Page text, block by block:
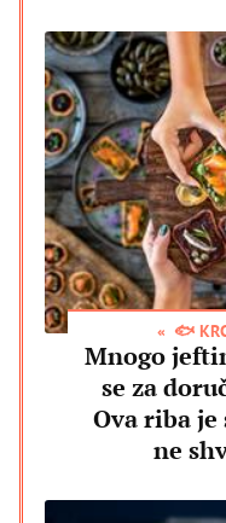
🐟
Mnogo
se za
Ova riba je
ne